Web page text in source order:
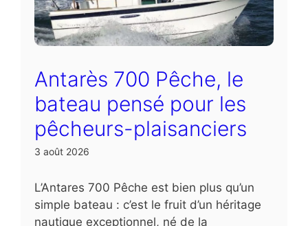
Antarès 700 Pêche, le
bateau pensé pour les
pêcheurs-plaisanciers
3 août 2026
L’Antares 700 Pêche est bien plus qu’un
simple bateau : c’est le fruit d’un héritage
nautique exceptionnel, né de la